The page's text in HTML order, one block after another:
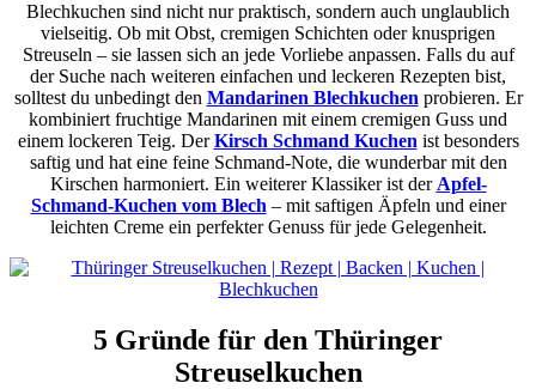
Blechkuchen sind nicht nur praktisch, sondern auch unglaublich
vielseitig. Ob mit Obst, cremigen Schichten oder knusprigen
Streuseln – sie lassen sich an jede Vorliebe anpassen. Falls du auf
der Suche nach weiteren einfachen und leckeren Rezepten bist,
solltest du unbedingt den Mandarinen Blechkuchen probieren. Er
kombiniert fruchtige Mandarinen mit einem cremigen Guss und
einem lockeren Teig. DerKirsch Schmand Kuchen ist besonders
saftig und hat eine feine Schmand-Note, die wunderbar mit den
Kirschen harmoniert. Ein weiterer Klassiker ist der Apfel-
Schmand-Kuchen vom Blech – mit saftigen Äpfeln und einer
leichten Creme ein perfekter Genuss für jede Gelegenheit.
5 Gründe für den Thüringer
Streuselkuchen